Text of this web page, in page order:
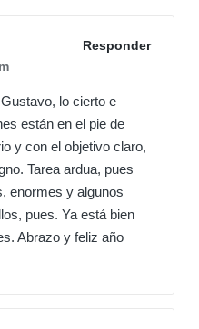
Responder
lo cierto e
están en el pie de
y con el objetivo claro,
Tarea ardua, pues
enormes y algunos
pues. Ya está bien
Abrazo y feliz año